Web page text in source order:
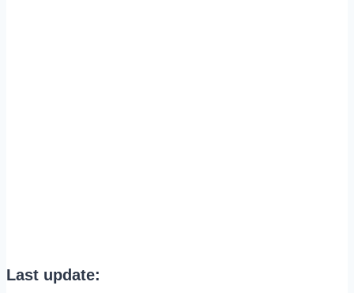
Last update: